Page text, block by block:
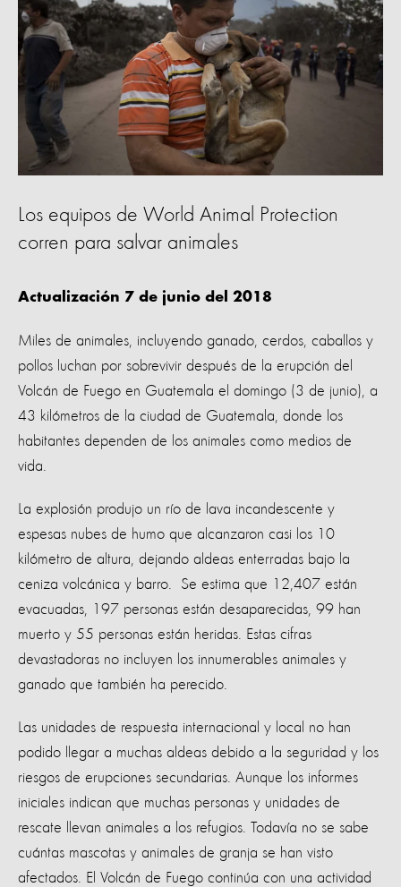
Los equipos de World Animal Protection
corren para salvar animales
Actualización 7 de junio del 2018
Miles de animales, incluyendo ganado, cerdos, caballos y
pollos luchan por sobrevivir después de la erupción del
Volcán de Fuego en Guatemala el domingo (3 de junio), a
43 kilómetros de la ciudad de Guatemala, donde los
habitantes dependen de los animales como medios de
vida.
La explosión produjo un río de lava incandescente y
espesas nubes de humo que alcanzaron casi los 10
kilómetro de altura, dejando aldeas enterradas bajo la
ceniza volcánica y barro. Se estima que 12,407 están
evacuadas, 197 personas están desaparecidas, 99 han
muerto y 55 personas están heridas. Estas cifras
devastadoras no incluyen los innumerables animales y
ganado que también ha perecido.
Las unidades de respuesta internacional y local no han
podido llegar a muchas aldeas debido a la seguridad y los
riesgos de erupciones secundarias. Aunque los informes
iniciales indican que muchas personas y unidades de
rescate llevan animales a los refugios. Todavía no se sabe
cuántas mascotas y animales de granja se han visto
afectados. El Volcán de Fuego continúa con una actividad